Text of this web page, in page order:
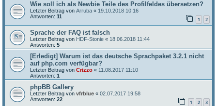
Wie soll ich als Newbie Teile des Profilfeldes übersetzen?
Letzter Beitrag von Arruba « 19.10.2018 10:16
Antworten: 11 1 2
Sprache der FAQ ist falsch
Letzter Beitrag von HDF-Stonie « 18.06.2018 11:44
Antworten: 5
[Erledigt] Warum ist das deutsche Sprachpaket 3.2.1 nicht
auf php.com verfügbar?
Letzter Beitrag von Crizzo « 11.08.2017 11:10
Antworten: 1
phpBB Gallery
Letzter Beitrag von vfrblue « 02.07.2017 19:58
Antworten: 22 1 2 3